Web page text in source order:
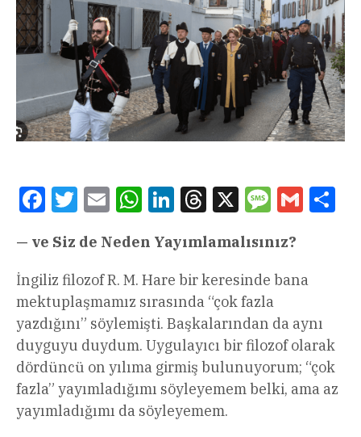
FacebookTwitterEmail WhatsAppLinkedInThreads
X Message
Gmail
— ve Siz de Neden Yayımlamalısınız?
İngiliz filozof R. M. Hare bir keresinde bana
mektuplaşmamız sırasında “çok fazla
yazdığını” söylemişti. Başkalarından da aynı
duyguyu duydum. Uygulayıcı bir filozof olarak
dördüncü on yılıma girmiş bulunuyorum; “çok
fazla” yayımladığımı söyleyemem belki, ama az
yayımladığımı da söyleyemem.